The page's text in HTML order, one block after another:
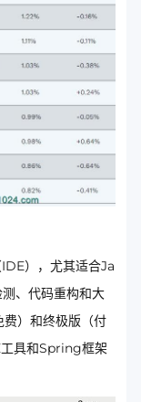
），尤其适合Ja
、代码重构和大
）和终极版（付
具和Spring框架